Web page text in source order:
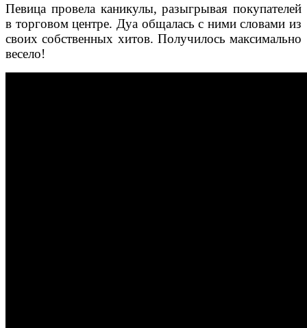
Певица провела каникулы, разыгрывая покупателей
в торговом центре. Дуа общалась с ними словами из
своих собственных хитов. Получилось максимально
весело!